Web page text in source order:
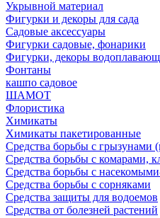
Укрывной материал
Фигурки и декоры для сада
Садовые аксессуары
Фигурки садовые, фонарики
Фигурки, декоры
Фонтаны
кашпо садовое
ШАМОТ
Флористика
Химикаты
Химикаты пакетированные
Средства борьбы с
Средства борьбы с комарами,
Средства борьбы с
Средства борьбы с сорняками
Средства защиты для водоемов
Средства от болезней растений